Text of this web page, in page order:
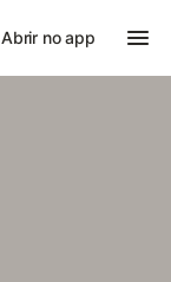
Abrir no app